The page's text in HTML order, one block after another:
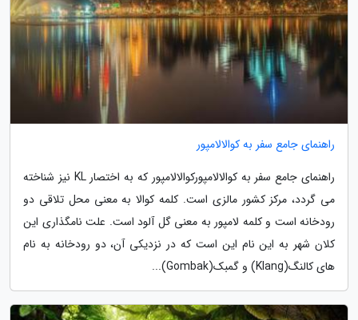
راهنمای جامع سفر به کوالالامپور
راهنمای جامع سفر به کوالالامپورکوالالامپور که به اختصار KL نیز شناخته
می گردد، مرکز کشور مالزی است. کلمه کوالا به معنی محل تلاقی دو
رودخانه است و کلمه لامپور به معنی گل آلود است. علت نامگذاری این
کلان شهر به این نام این است که در نزدیکی آن، دو رودخانه به نام
های کالنگ(Klang) و گمبک(Gombak)...